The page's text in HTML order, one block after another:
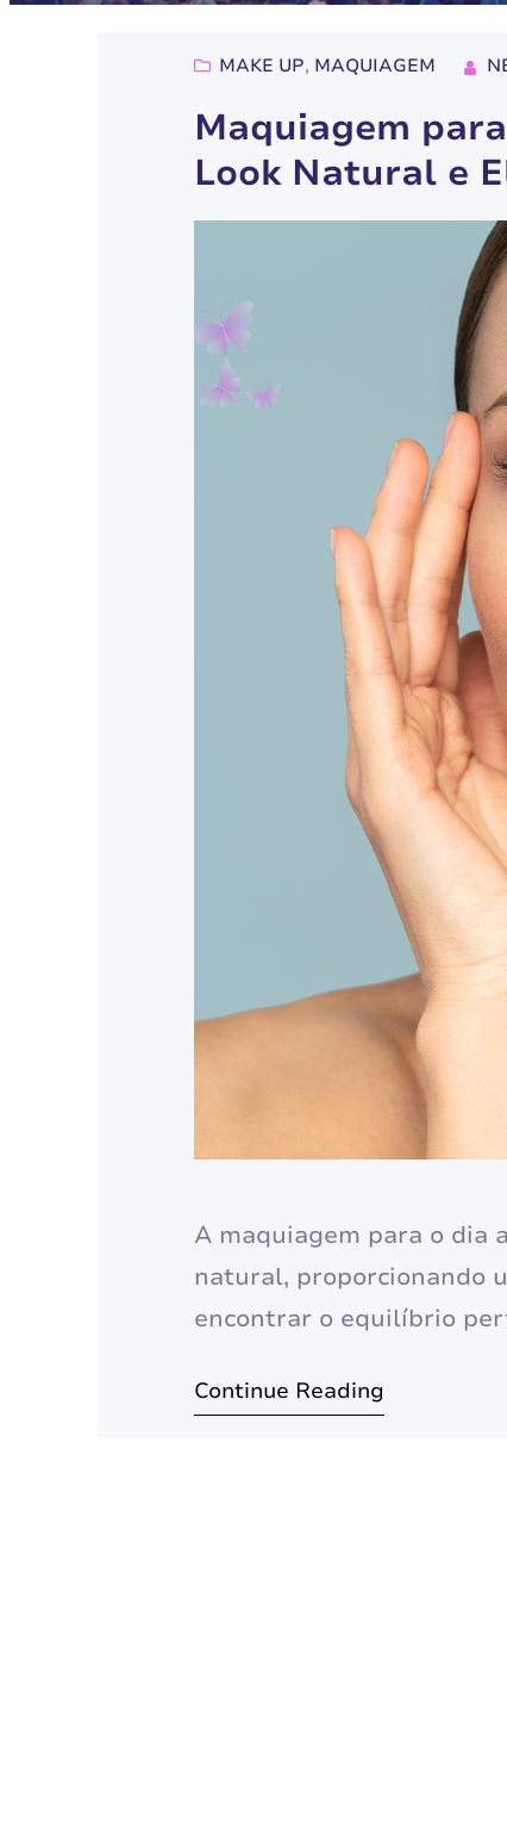
MAKE UP, MAQUIAGEM
Maquiagem
Look Natural e
A maquiagem para o dia
natural, proporcionando
encontrar o equilíbrio
uma maquiagem
Continue Reading